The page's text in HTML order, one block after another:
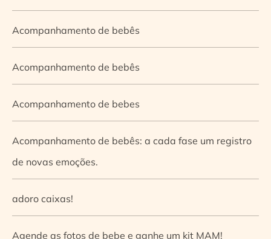
Acompanhamento de bebês
Acompanhamento de bebês
Acompanhamento de bebes
Acompanhamento de bebês: a cada fase um registro
de novas emoções.
adoro caixas!
Agende as fotos de bebe e ganhe um kit MAM!